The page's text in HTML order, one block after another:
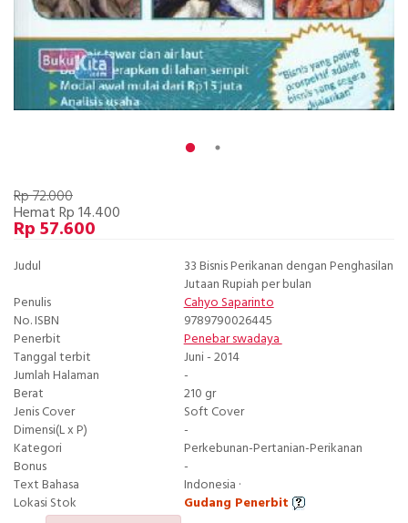
Rp 72.000
Hemat Rp 14.400
Rp 57.600
Judul
33 Bisnis Perikanan dengan Penghasilan
Jutaan Rupiah per bulan
Penulis
Cahyo Saparinto
No. ISBN
9789790026445
Penerbit
Penebar swadaya
Tanggal terbit
Juni - 2014
Jumlah Halaman
-
Berat
210 gr
Jenis Cover
Soft Cover
Dimensi(L x P)
-
Kategori
Perkebunan-Pertanian-Perikanan
Bonus
-
Text Bahasa
Indonesia ·
Lokasi Stok
Gudang Penerbit